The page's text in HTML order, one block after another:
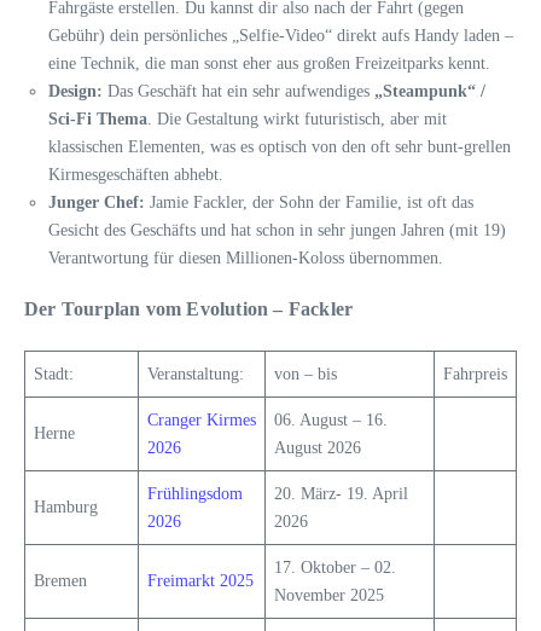
Fahrgäste erstellen. Du kannst dir also nach der Fahrt (gegen
Gebühr) dein persönliches „Selfie-Video“ direkt aufs Handy laden –
eine Technik, die man sonst eher aus großen Freizeitparks kennt.
Design: Das Geschäft hat ein sehr aufwendiges „Steampunk“ /
Sci-Fi Thema. Die Gestaltung wirkt futuristisch, aber mit
klassischen Elementen, was es optisch von den oft sehr bunt-grellen
Kirmesgeschäften abhebt.
Junger Chef: Jamie Fackler, der Sohn der Familie, ist oft das
Gesicht des Geschäfts und hat schon in sehr jungen Jahren (mit 19)
Verantwortung für diesen Millionen-Koloss übernommen.
Der Tourplan vom Evolution – Fackler
Stadt: Veranstaltung: von – bis Fahrpreis
Herne
Cranger Kirmes
2026
06. August – 16.
August 2026
Hamburg
Frühlingsdom
2026
20. März- 19. April
2026
Bremen Freimarkt 2025
17. Oktober – 02.
November 2025